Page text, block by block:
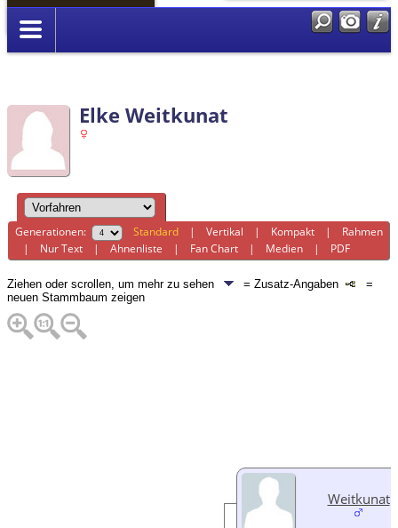
Anmelden
Elke Weitkunat
Generationen: Standard |Vertikal | Kompakt | Rahmen
| Nur Text |Ahnenliste | Fan Chart | Medien | PDF
Ziehen oder scrollen, um mehr zu sehen = Zusatz-Angaben
=
neuen Stammbaum zeigen
Weitkunat